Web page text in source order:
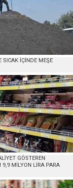
SICAK İÇİNDE MEŞE
GÖSTEREN
9,9 MİLYON LİRA PARA